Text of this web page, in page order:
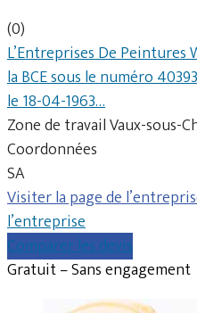
(0)
L’Entreprises De Peintures
la BCE sous le numéro
le 18-04-1963…
Zone de travail Vaux-sous-
Coordonnées
SA
Visiter la page de
l’entreprise
Comparer les devis
Gratuit – Sans engagement